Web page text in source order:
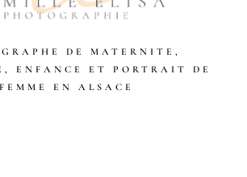
DE MATERNITE,
ENFANCE ET PORTRAIT DE
FEMME EN ALSACE